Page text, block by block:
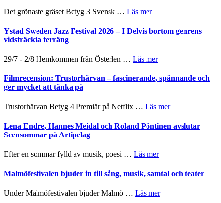
Fox
Mulder
Dana
Scully
filmprogram
Kulturs
Det grönaste gräset Betyg 3 Svensk … Läs merom
Det
grönaste
en
och
kompott
Ystad Sweden Jazz Festival 2026 – I Delvis bortom genrens
vidsträckta terräng
29/7 - 2/8 Hemkommen från Österlen … Läs merom
Sweden
Jazz
–
Delvis
vidsträckta
Filmrecension: Trustorhärvan – fascinerande, spännande och
ger mycket att tänka på
Trustorhärvan Betyg 4 Premiär på Netflix … Läs merom
Trustorhärvan
mycket
Lena Endre, Hannes Meidal och Roland Pöntinen avslutar
Scensommar på Artipelag
Efter en sommar fylld av musik, poesi … Läs merom
Endre,
Hannes
och
Malmöfestivalen bjuder in till sång, musik, samtal och teater
Under Malmöfestivalen bjuder Malmö … Läs merom